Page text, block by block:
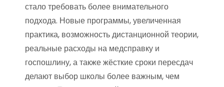
стало требовать более внимательного
подхода. Новые программы, увеличенная
практика, возможность дистанционной теории,
реальные расходы на медсправку и
госпошлину, а также жёсткие сроки пересдач
делают выбор школы более важным, чем